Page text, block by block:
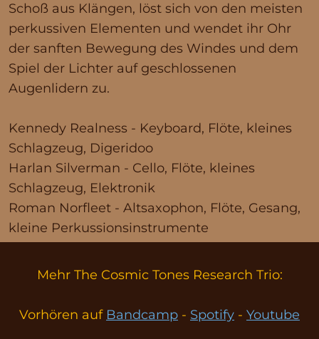
Schoß aus Klängen, löst sich von den meisten
perkussiven Elementen und wendet ihr Ohr
der sanften Bewegung des Windes und dem
Spiel der Lichter auf geschlossenen
Augenlidern zu.
Kennedy Realness - Keyboard, Flöte, kleines
Schlagzeug, Digeridoo
Harlan Silverman - Cello, Flöte, kleines
Schlagzeug, Elektronik
Roman Norfleet - Altsaxophon, Flöte, Gesang,
kleine Perkussionsinstrumente
Mehr The Cosmic Tones Research Trio:
Vorhören auf Bandcamp - Spotify - Youtube